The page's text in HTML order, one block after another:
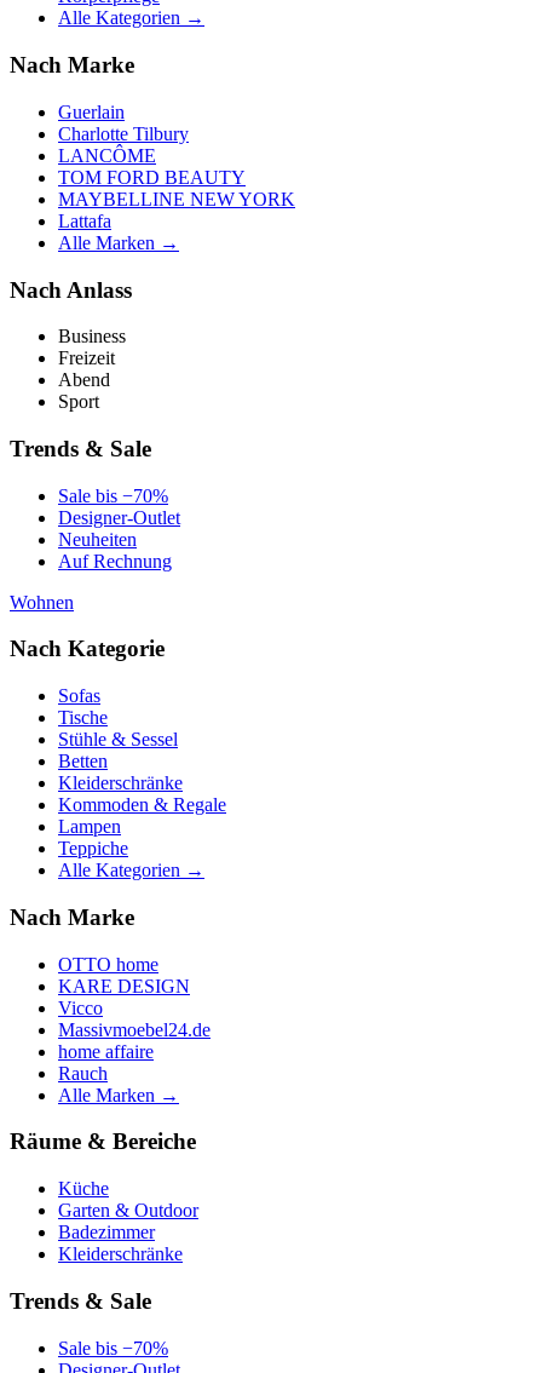
Alle Kategorien →
Nach Marke
Guerlain
Charlotte Tilbury
LANCÔME
TOM FORD BEAUTY
MAYBELLINE NEW YORK
Lattafa
Alle Marken →
Nach Anlass
Business
Freizeit
Abend
Sport
Trends & Sale
Sale bis −70%
Designer-Outlet
Neuheiten
Auf Rechnung
Wohnen
Nach Kategorie
Sofas
Tische
Stühle & Sessel
Betten
Kleiderschränke
Kommoden & Regale
Lampen
Teppiche
Alle Kategorien →
Nach Marke
OTTO home
KARE DESIGN
Vicco
Massivmoebel24.de
home affaire
Rauch
Alle Marken →
Räume & Bereiche
Küche
Garten & Outdoor
Badezimmer
Kleiderschränke
Trends & Sale
Sale bis −70%